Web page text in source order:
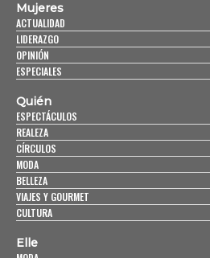
Mujeres
ACTUALIDAD
LIDERAZGO
OPINIÓN
ESPECIALES
Quién
ESPECTÁCULOS
REALEZA
CÍRCULOS
MODA
BELLEZA
VIAJES Y GOURMET
CULTURA
Elle